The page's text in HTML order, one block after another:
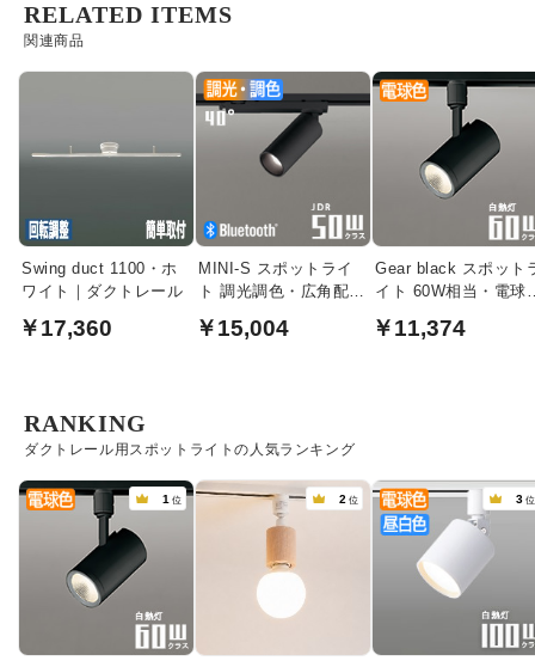
関連商品
RELATED ITEMS
Swing duct 1100・ホ
ワイト｜ダクトレール
￥17,360
MINI-S スポットライ
ト 調光調色・広角配光
Bluetooth・ブラック
￥15,004
Gear black スポット
イト 60W相当・電球
￥11,374
ダクトレール用スポットライトの人気ランキング
RANKING
1 位 2 位 3 位